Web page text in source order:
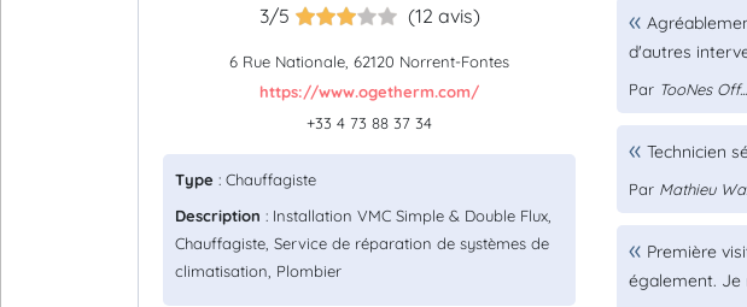
3/5 (12 avis)
6 Rue Nationale, 62120 Norrent-Fontes
https://www.ogetherm.com/
+33 4 73 88 37 34
Type : Chauffagiste
Description : Installation VMC Simple & Double Flux,
Chauffagiste, Service de réparation de systèmes de
climatisation, Plombier
d'autres
Par TooNes Off...
Technicien
Par Mathieu
Première
également. Je